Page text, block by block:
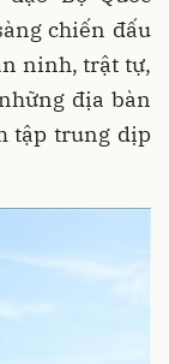
chiến đấu
ninh, trật tự,
địa bàn
tập trung dịp